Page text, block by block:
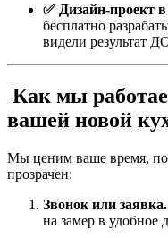
✅ Дизайн-проект
бесплатно
видели результат
Как мы
вашей новой
Мы ценим ваше время,
прозрачен:
Звонок или заявка.
на замер в удобное